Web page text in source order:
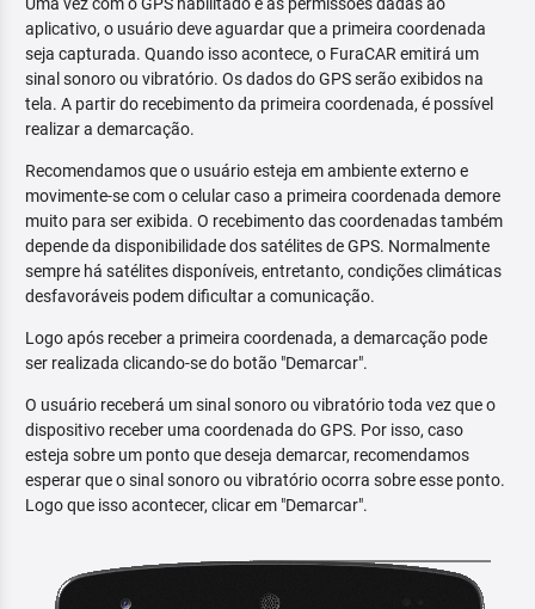
Uma vez com o GPS habilitado e as permissões dadas ao
aplicativo, o usuário deve aguardar que a primeira coordenada
seja capturada. Quando isso acontece, o FuraCAR emitirá um
sinal sonoro ou vibratório. Os dados do GPS serão exibidos na
tela. A partir do recebimento da primeira coordenada, é possível
realizar a demarcação.
Recomendamos que o usuário esteja em ambiente externo e
movimente-se com o celular caso a primeira coordenada demore
muito para ser exibida. O recebimento das coordenadas também
depende da disponibilidade dos satélites de GPS. Normalmente
sempre há satélites disponíveis, entretanto, condições climáticas
desfavoráveis podem dificultar a comunicação.
Logo após receber a primeira coordenada, a demarcação pode
ser realizada clicando-se do botão "Demarcar".
O usuário receberá um sinal sonoro ou vibratório toda vez que o
dispositivo receber uma coordenada do GPS. Por isso, caso
esteja sobre um ponto que deseja demarcar, recomendamos
esperar que o sinal sonoro ou vibratório ocorra sobre esse ponto.
Logo que isso acontecer, clicar em "Demarcar".